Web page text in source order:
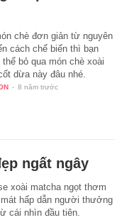
chè đơn giản từ nguyên
cách chế biến thì bạn
thể bỏ qua món chè xoài
dừa này đâu nhé.
- 8 năm trước
ngất ngây
xoài matcha ngọt thơm
hấp dẫn người thưởng
cái nhìn đầu tiên.